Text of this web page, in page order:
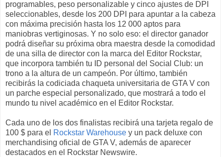
programables, peso personalizable y cinco ajustes de DPI
seleccionables, desde los 200 DPI para apuntar a la cabeza
con máxima precisión hasta los 12 000 aptos para
maniobras vertiginosas. Y no solo eso: el director ganador
podrá diseñar su próxima obra maestra desde la comodidad
de una silla de director con la marca del Editor Rockstar,
que incorpora también tu ID personal del Social Club: un
trono a la altura de un campeón. Por último, también
recibirás la codiciada chaqueta universitaria de GTA V con
un parche especial personalizado, que mostrará a todo el
mundo tu nivel académico en el Editor Rockstar.
Cada uno de los dos finalistas recibirá una tarjeta regalo de
100 $ para el Rockstar Warehouse y un pack deluxe con
merchandising oficial de GTA V, además de aparecer
destacados en el Rockstar Newswire.